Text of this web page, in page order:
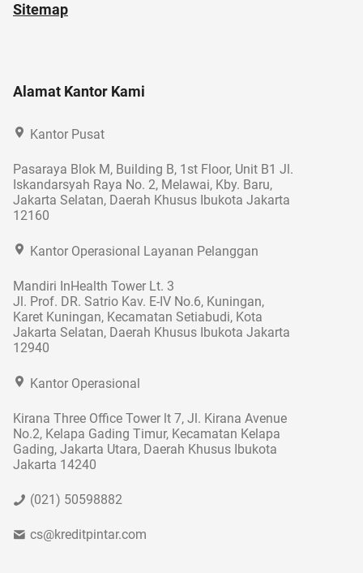
Sitemap
Alamat Kantor Kami
Kantor Pusat
Pasaraya Blok M, Building B, 1st Floor, Unit B1 Jl.
Iskandarsyah Raya No. 2, Melawai, Kby. Baru,
Jakarta Selatan, Daerah Khusus Ibukota Jakarta
12160
Kantor Operasional Layanan Pelanggan
Mandiri InHealth Tower Lt. 3
Jl. Prof. DR. Satrio Kav. E-IV No.6, Kuningan,
Karet Kuningan, Kecamatan Setiabudi, Kota
Jakarta Selatan, Daerah Khusus Ibukota Jakarta
12940
Kantor Operasional
Kirana Three Office Tower lt 7, Jl. Kirana Avenue
No.2, Kelapa Gading Timur, Kecamatan Kelapa
Gading, Jakarta Utara, Daerah Khusus Ibukota
Jakarta 14240
(021) 50598882
cs@kreditpintar.com